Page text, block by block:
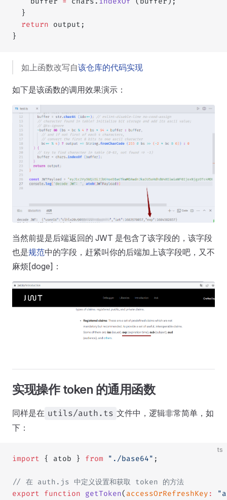
  }
  return
output;
}
如上函数改写自该仓库的代码实现
如下是该函数的调用效果演示：
当然前提是后端返回的 JWT 是包含了该字段的，该字段
也是规范中的字段，赶紧叫你的后端加上该字段吧，又不
麻烦[doge]：
实现操作 token 的通用函数
同样是在 utils/auth.ts 文件中，逻辑非常简单，如
下：
ts
import { atob } from "./base64" ;
// 在 auth.js 中定义设置和获取 token 的方法
export function getToken( accessOrRefreshKey :